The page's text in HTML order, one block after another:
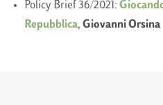
Policy Brief 36/2021:
Repubblica, Giovanni Orsina